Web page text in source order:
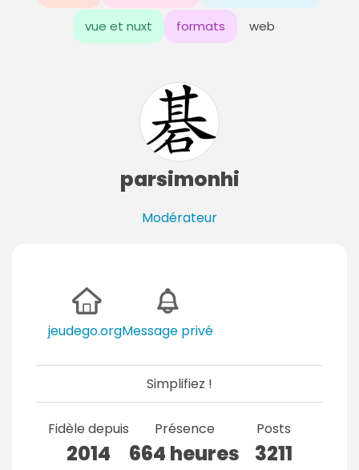
vue et nuxt formats web
parsimonhi
Modérateur
jeudego.orgMessage privé
Simplifiez !
Fidèle depuis
2014
Présence
664 heures
Posts
3211